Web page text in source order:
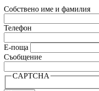
Собствено име и фамилия
Телефон
Е-поща
Съобщение
CAPTCHA